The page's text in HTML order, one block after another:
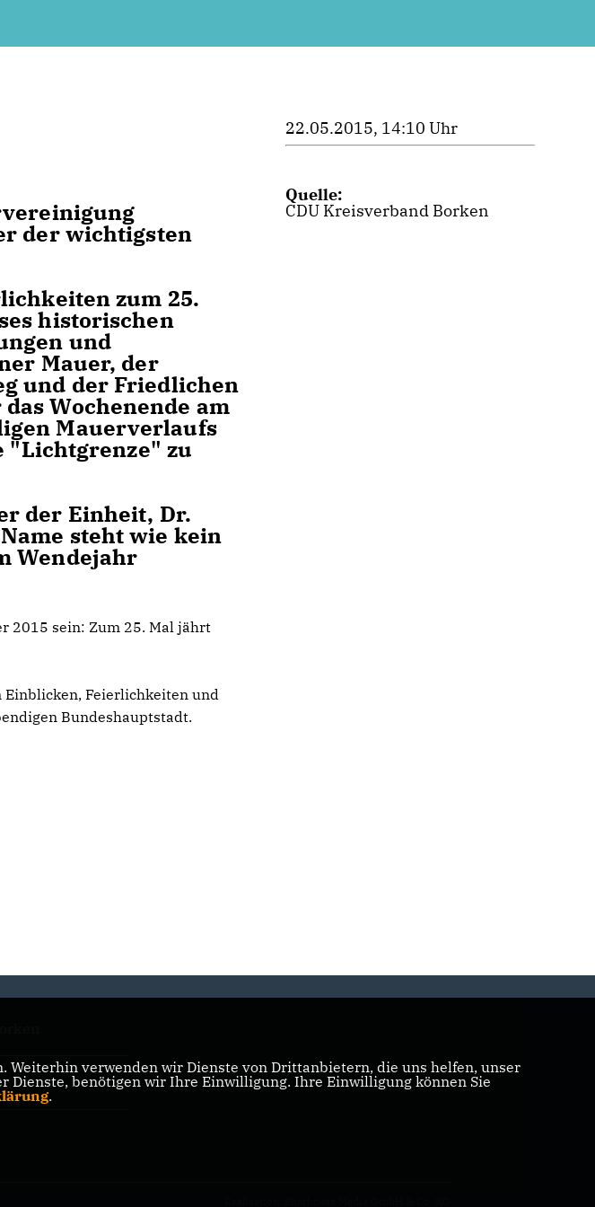
der wichtigsten
zum 25.
historischen
und
Mauer, der
und der Friedlichen
Wochenende am
Mauerverlaufs
"Lichtgrenze" zu
der Einheit, Dr.
steht wie kein
Wendejahr
2015 sein: Zum 25. Mal jährt
Feierlichkeiten und
Bundeshauptstadt.
22.05.2015, 14:10 Uhr
Quelle:
CDU Kreisverband Borken
Weiterhin verwenden wir Dienste von Drittanbietern, die uns helfen, unser
Dienste, benötigen wir Ihre Einwilligung. Ihre Einwilligung können Sie
.